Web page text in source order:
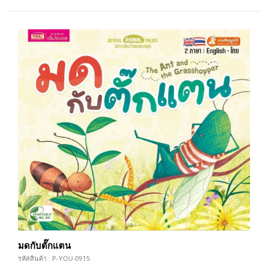
มดกับตั๊กแตน
รหัสสินค้า : P-YOU-0915